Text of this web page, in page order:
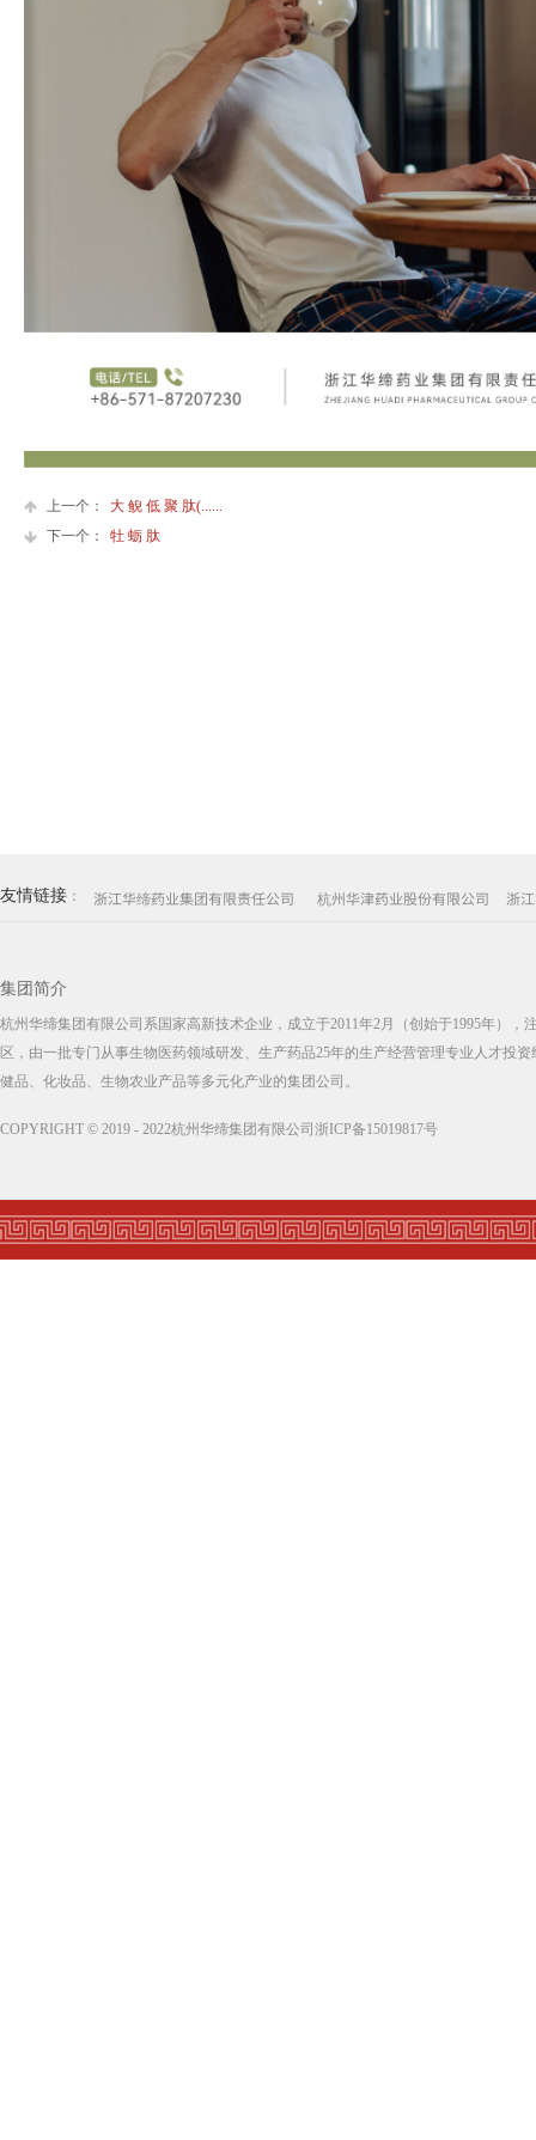
上一个：
大 鲵 低 聚 肽(......
下一个：
牡 蛎 肽
COPYRIGHT © 2019 - 2022杭州华缔集团有限公司浙ICP备15019817号
杭州华津药业股份有限公司
杭州华缔集团有限公司系国家高新技术企业，成立于2011年2月（创始于1995年），
区，由一批专门从事生物医药领域研发、生产药品25年的生产经营管理专业人才投
健品、化妆品、生物农业产品等多元化产业的集团公司。
集团简介
友情链接 ： 浙江华缔药业集团有限责任公司 浙